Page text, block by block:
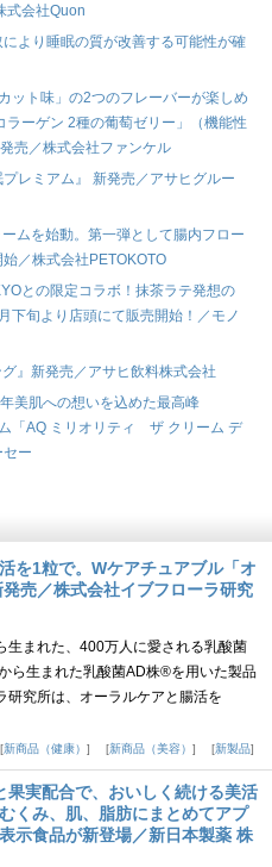
式会社Quon
より睡眠の質が改善する可能性が確
ット味」の2つのフレーバーが楽しめ
ーゲン 2種の葡萄ゼリー」（機能性
売／株式会社ファンケル
レミアム』 新発売／アサヒグルー
ムを始動。第一弾として腸内フロー
／株式会社PETOKOTO
との限定コラボ！抹茶ラテ発想の
下旬より店頭にて販売開始！／モノ
』新発売／アサヒ飲料株式会社
美肌への想いを込めた最高峰
「AQ ミリオリティ ザ クリーム デ
ー
を1粒で。Wケアチュアブル「オ
売／株式会社イブフローラ研究
生まれた、400万人に愛される乳酸菌
ら生まれた乳酸菌AD株®を用いた製品
研究所は、オーラルケアと腸活を
新商品（健康） 新商品（美容） 新製品
果実配合で、おいしく続ける美活
くみ、肌、脂肪にまとめてアプ
示食品が新登場／新日本製薬 株